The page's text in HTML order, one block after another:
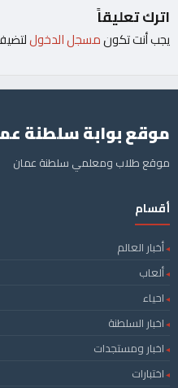
اترك تعليقاً
يجب أنت تكونمسجل الدخول
موقع بوابة سلطنة
موقع طلاب ومعلمي سلطنة عمان
أقسام
أخبار العالم
ألعاب
احياء
اخبار السلطنة
اخبار ومستجدات
اختبارات